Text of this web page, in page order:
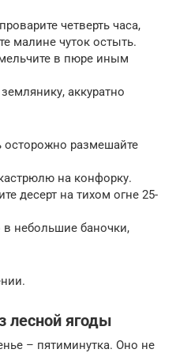
четверть часа,
малине чуток остыть.
в пюре иным
аккуратно
осторожно размешайте
на конфорку.
десерт на тихом огне 25-
в небольшие баночки,
лесной ягоды
– пятиминутка. Оно не